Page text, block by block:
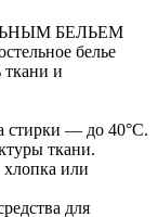
БЕЛЬЕМ
белье
ткани и
стирки — до 40°C.
ткани.
или
для